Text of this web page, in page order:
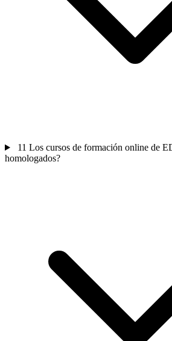
11 Los cursos de formación online de
homologados?